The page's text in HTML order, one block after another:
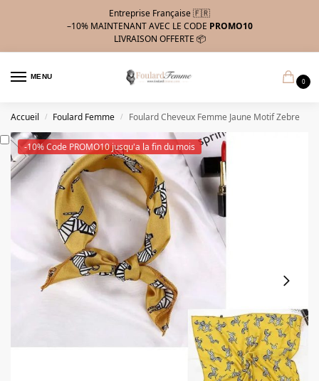
Entreprise Française 🇫🇷
–10% MAINTENANT AVEC LE CODE PROMO10
LIVRAISON OFFERTE 📦
MENU
0
Accueil / Foulard Femme / Foulard Cheveux Femme Jaune Motif Zebre
-10% Code PROMO10 jusqu'a la fin du mois